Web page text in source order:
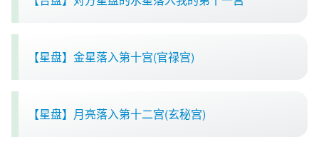
【星盘】金星落入第十宫(官禄宫)
【星盘】月亮落入第十二宫(玄秘宫)